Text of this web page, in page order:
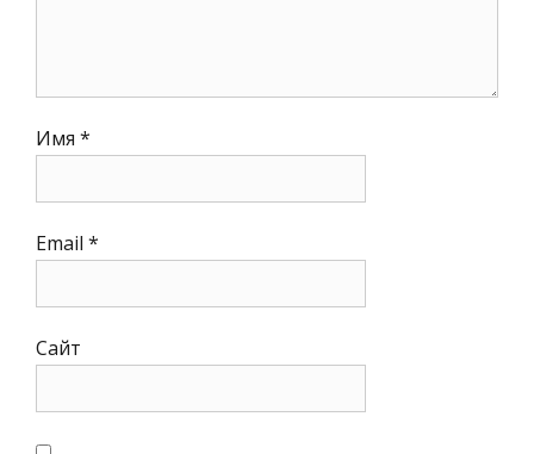
Имя *
Email *
Сайт